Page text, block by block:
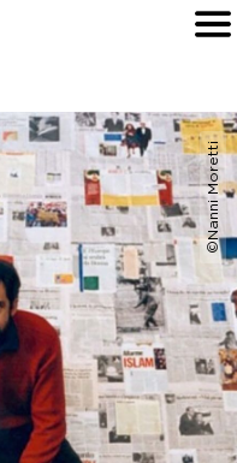
©Nanni Moretti